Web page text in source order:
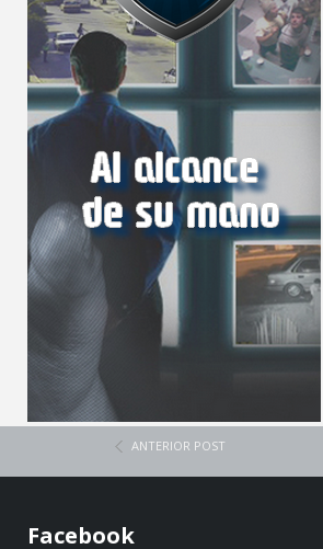
ANTERIOR POST
Facebook